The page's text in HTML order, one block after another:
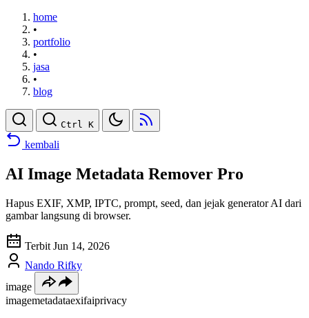
home
•
portfolio
•
jasa
•
blog
Ctrl K
kembali
AI Image Metadata Remover Pro
Hapus EXIF, XMP, IPTC, prompt, seed, dan jejak generator AI dari
gambar langsung di browser.
Terbit Jun 14, 2026
Nando Rifky
image
imagemetadataexifaiprivacy